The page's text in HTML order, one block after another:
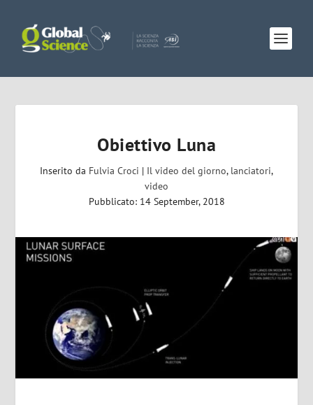
Obiettivo Luna
Inserito da Fulvia Croci | Il video del giorno, lanciatori,
video
Pubblicato: 14 September, 2018